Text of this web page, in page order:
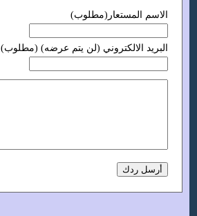
الاسم المستعار(مطلوب)
البريد الالكتروني (لن يتم عرضه) (مطلوب)